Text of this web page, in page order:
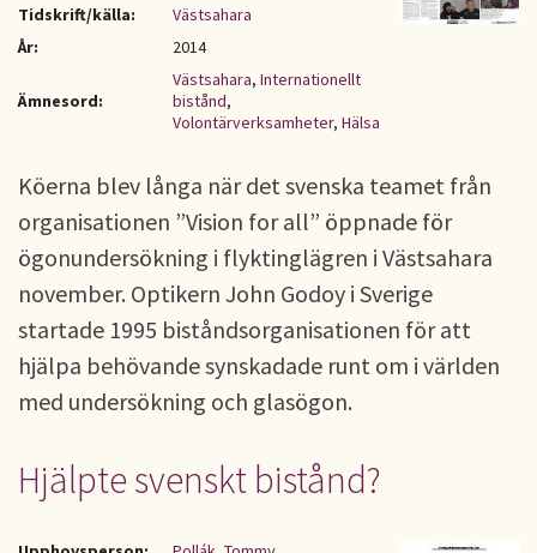
Tidskrift/källa:
Västsahara
År:
2014
Ämnesord:
Västsahara, Internationellt
bistånd,
Volontärverksamheter, Hälsa
Köerna blev långa när det svenska teamet från
organisationen ”Vision for all” öppnade för
ögonundersökning i flyktinglägren i Västsahara
november. Optikern John Godoy i Sverige
startade 1995 biståndsorganisationen för att
hjälpa behövande synskadade runt om i världen
med undersökning och glasögon.
Hjälpte svenskt bistånd?